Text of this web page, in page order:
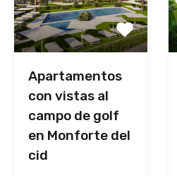
Apartamentos
con vistas al
campo de golf
en Monforte del
cid